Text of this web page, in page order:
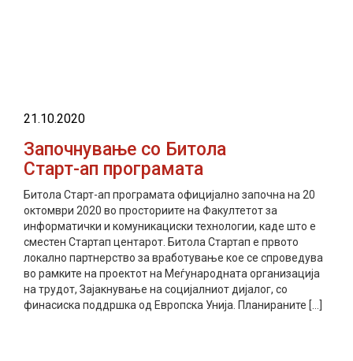
21.10.2020
Започнување со Битола
Старт-ап програмата
Битола Старт-ап програмата официјално започна на 20
октомври 2020 во просториите на Факултетот за
информатички и комуникациски технологии, каде што е
сместен Стартап центарот. Битола Стартап е првото
локално партнерство за вработување кое се спроведува
во рамките на проектот на Меѓународната организација
на трудот, Зајакнување на социјалниот дијалог, со
финасиска поддршка од Европска Унија. Планираните […]